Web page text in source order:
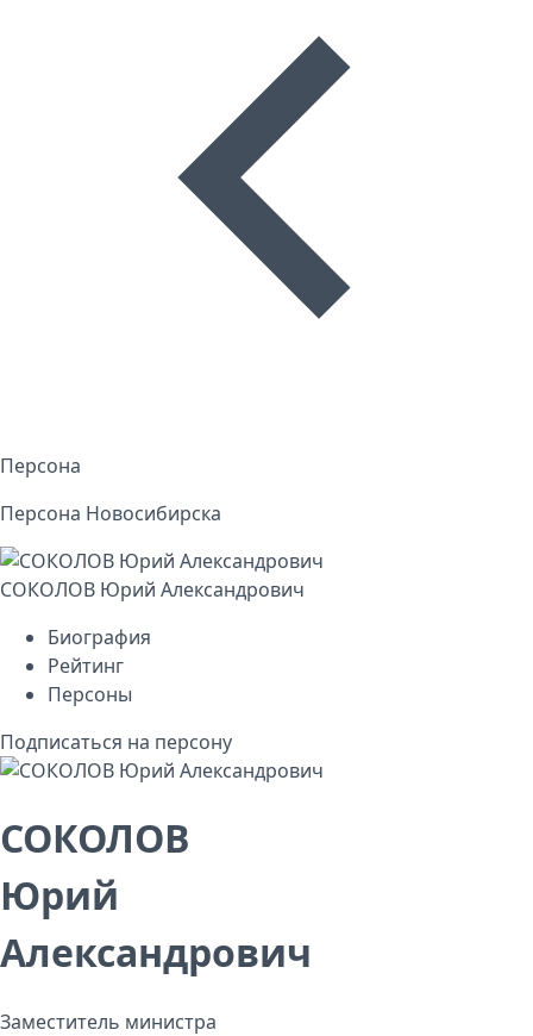
Персона
Персона Новосибирска
СОКОЛОВ Юрий Александрович
Биография
Рейтинг
Персоны
Подписаться на персону
СОКОЛОВ
Юрий
Александрович
Заместитель министра